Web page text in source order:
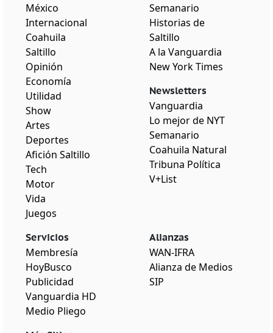
México
Internacional
Coahuila
Saltillo
Opinión
Economía
Utilidad
Show
Artes
Deportes
Afición Saltillo
Tech
Motor
Vida
Juegos
Semanario
Historias de
Saltillo
A la Vanguardia
New York Times
Newsletters
Vanguardia
Lo mejor de NYT
Semanario
Coahuila Natural
Tribuna Política
V+List
Servicios
Membresía
HoyBusco
Publicidad
Vanguardia HD
Medio Pliego
Alianzas
WAN-IFRA
Alianza de Medios
SIP